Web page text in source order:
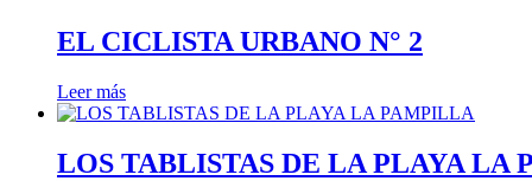
EL CICLISTA URBANO N° 2
Leer más
LOS TABLISTAS DE LA PLAYA LA